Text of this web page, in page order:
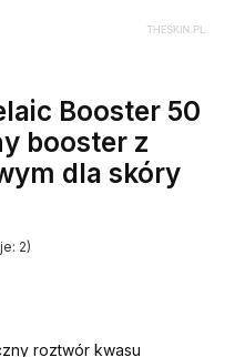
Booster 50
booster z
dla skóry
2)
roztwór kwasu